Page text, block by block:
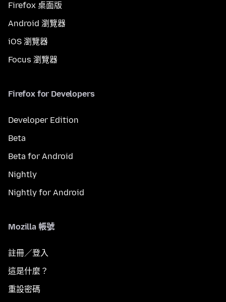
Firefox 桌面版
Android 瀏覽器
iOS 瀏覽器
Focus 瀏覽器
Firefox for Developers
Developer Edition
Beta
Beta for Android
Nightly
Nightly for Android
Mozilla 帳號
註冊／登入
這是什麼？
重設密碼